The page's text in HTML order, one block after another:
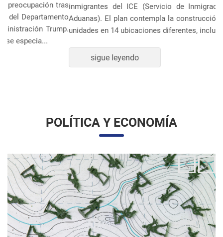
inmigrantes del ICE (Servicio de Inmigración y Control de
Aduanas). El plan contempla la construcción o ampliación de
unidades en 14 ubicaciones diferentes, incluye...
POLÍTICA Y ECONOMÍA